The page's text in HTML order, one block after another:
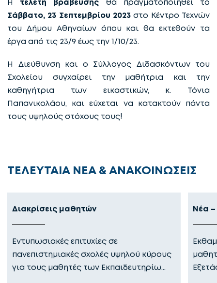
Σάββατο, 23 Σεπτεμβρίου 2023 στο Κέντρο Τεχνών
του Δήμου Αθηναίων όπου και θα εκτεθούν τα
έργα από τις 23/9 έως την 1/10/23.
Η Διεύθυνση και ο Σύλλογος Διδασκόντων του
Σχολείου συγχαίρει την μαθήτρια και την
καθηγήτρια των εικαστικών, κ. Τόνια
Παπανικολάου, και εύχεται να κατακτούν πάντα
τους υψηλούς στόχους τους!
ΤΕΛΕΥΤΑΙΑ ΝΕΑ & ΑΝΑΚΟΙΝΩΣΕΙΣ
Διακρίσεις μαθητών
Εντυπωσιακές επιτυχίες σε
πανεπιστημιακές σχολές υψηλού κύρους
για τους μαθητές των Εκπαιδευτηρίω…
Νέα –